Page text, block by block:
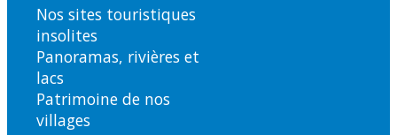
Nos sites touristiques
insolites
Panoramas, rivières et
lacs
Patrimoine de nos
villages